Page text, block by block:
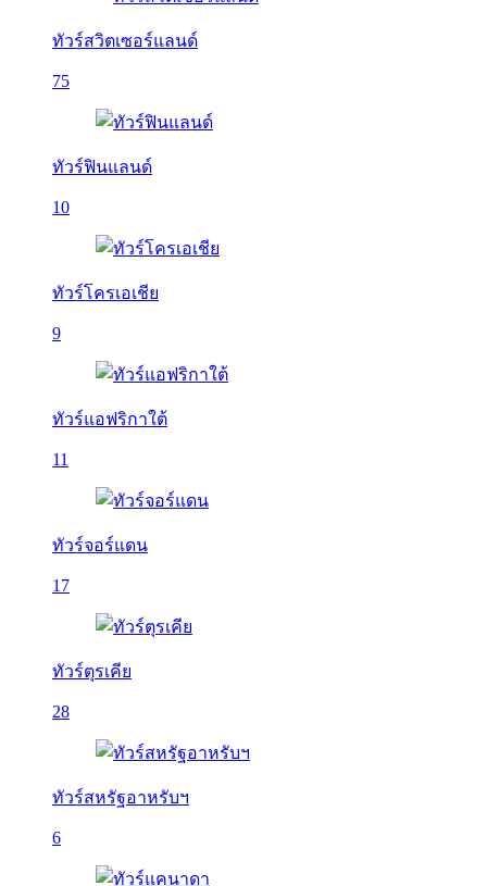
ทัวร์สวิตเซอร์แลนด์
75
ทัวร์ฟินแลนด์
10
ทัวร์โครเอเชีย
9
ทัวร์แอฟริกาใต้
11
ทัวร์จอร์แดน
17
ทัวร์ตุรเคีย
28
ทัวร์สหรัฐอาหรับฯ
6